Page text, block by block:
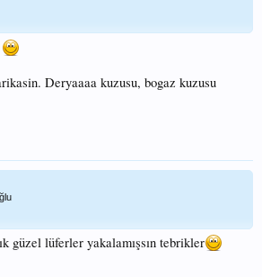
Deryaaaa kuzusu, bogaz kuzusu
güzel lüferler yakalamışsın tebrikler